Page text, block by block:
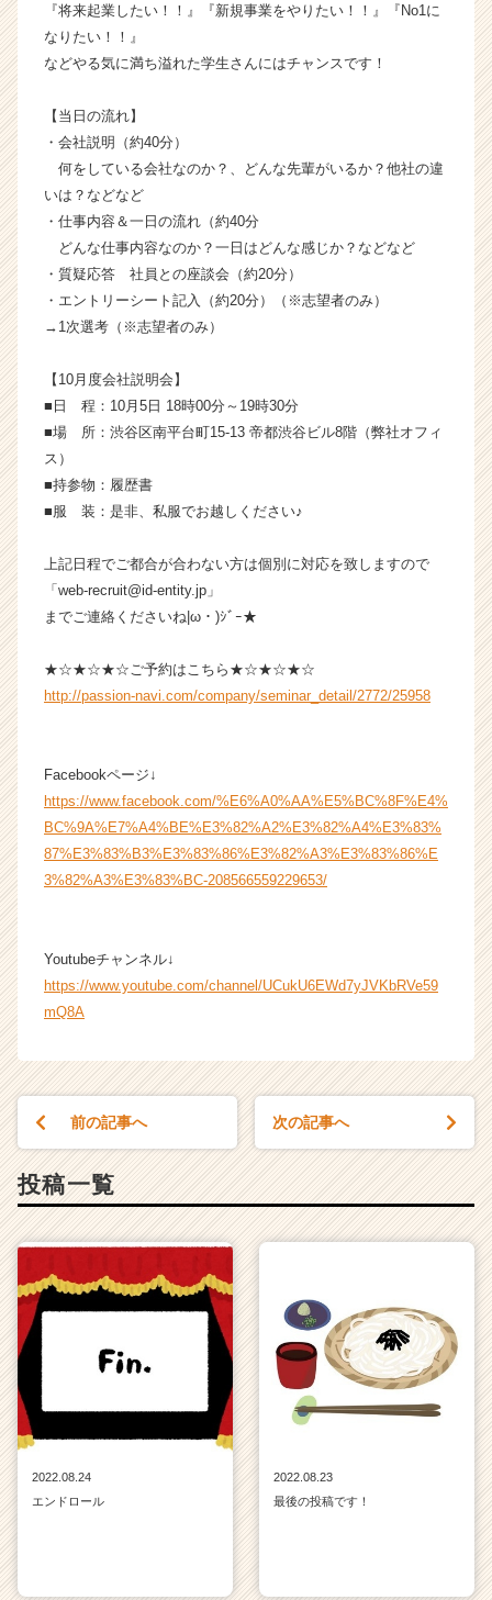
ら
カ
届
活
サ
イ
ト
チ
リ
ア
e
C
a
r
e
r）
『将来起業したい！！』『新規事業をやりたい！！』『No1に
なりたい！！』
などやる気に満ち溢れた学生さんにはチャンスです！
【当日の流れ】
・会社説明（約40分）
何をしている会社なのか？、どんな先輩がいるか？他社の違
いは？などなど
・仕事内容＆一日の流れ（約40分
どんな仕事内容なのか？一日はどんな感じか？などなど
・質疑応答 社員との座談会（約20分）
・エントリーシート記入（約20分）（※志望者のみ）
→1次選考（※志望者のみ）
【10月度会社説明会】
■日 程：10月5日 18時00分～19時30分
■場 所：渋谷区南平台町15-13 帝都渋谷ビル8階（弊社オフィ
ス）
■持参物：履歴書
■服 装：是非、私服でお越しください♪
上記日程でご都合が合わない方は個別に対応を致しますので
「web-recruit@id-entity.jp」
までご連絡くださいね|ω・)ｼﾞｰ★
★☆★☆★☆ご予約はこちら★☆★☆★☆
http://passion-navi.com/company/seminar_detail/2772/25958
Facebookページ↓
https://www.facebook.com/%E6%A0%AA%E5%BC%8F%E4%
BC%9A%E7%A4%BE%E3%82%A2%E3%82%A4%E3%83%
87%E3%83%B3%E3%83%86%E3%82%A3%E3%83%86%E
3%82%A3%E3%83%BC-208566559229653/
Youtubeチャンネル↓
https://www.youtube.com/channel/UCukU6EWd7yJVKbRVe59
mQ8A
前の記事へ 次の記事へ
投稿一覧
2022.08.24
エンドロール
2022.08.23
最後の投稿です！